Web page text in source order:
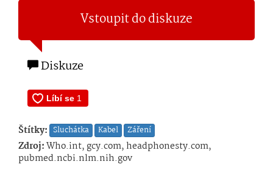
Vstoupit do diskuze
Diskuze
Štítky: Sluchátka Kabel Záření
Zdroj:Who.int, gcy.com, headphonesty.com,
pubmed.ncbi.nlm.nih.gov